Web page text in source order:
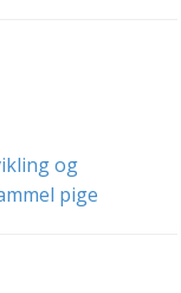
og
pige